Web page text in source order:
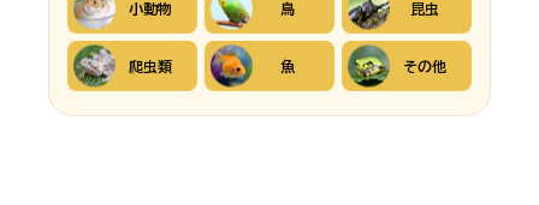
小動物 鳥 昆虫
爬虫類 魚 その他